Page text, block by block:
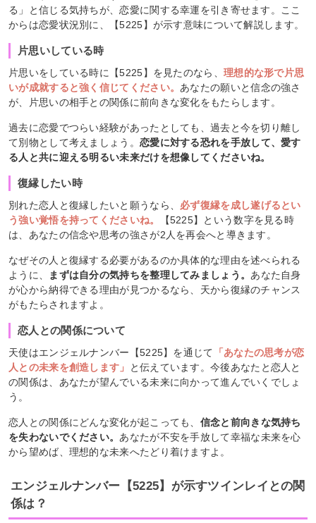
る」と信じる気持ちが、恋愛に関する幸運を引き寄せます。ここ
からは恋愛状況別に、【5225】が示す意味について解説します。
片思いしている時
片思いをしている時に【5225】を見たのなら、 理想的な形で片思
いが成就すると強く信じてください。 あなたの願いと信念の強さ
が、片思いの相手との関係に前向きな変化をもたらします。
過去に恋愛でつらい経験があったとしても、過去と今を切り離し
て別物として考えましょう。 恋愛に対する恐れを手放して、愛す
る人と共に迎える明るい未来だけを想像してくださいね。
復縁したい時
別れた恋人と復縁したいと願うなら、 必ず復縁を成し遂げるとい
う強い覚悟を持ってくださいね。
【5225】という数字を見る時
は、あなたの信念や思考の強さが2人を再会へと導きます。
なぜその人と復縁する必要があるのか具体的な理由を述べられる
ように、
まずは自分の気持ちを整理してみましょう。 あなた自身
が心から納得できる理由が見つかるなら、天から復縁のチャンス
がもたらされますよ。
恋人との関係について
天使はエンジェルナンバー【5225】を通じて
「あなたの思考が恋
人との未来を創造します」
と伝えています。今後あなたと恋人と
の関係は、あなたが望んでいる未来に向かって進んでいくでしょ
う。
恋人との関係にどんな変化が起こっても、 信念と前向きな気持ち
を失わないでください。 あなたが不安を手放して幸福な未来を心
から望めば、理想的な未来へたどり着けますよ。
エンジェルナンバー【5225】が示すツインレイとの関
係は？